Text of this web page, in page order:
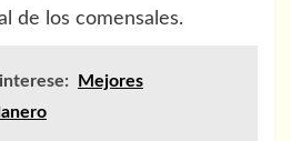
de los comensales.
Mejores